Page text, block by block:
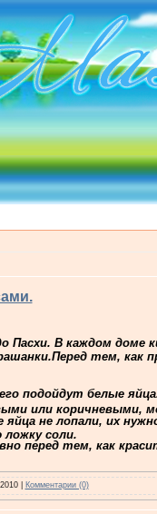
Пасхи. В каждом
тем, как
подойдут белые
или коричневыми,
не лопали, их
соли.
перед тем, как
| Комментарии (0)